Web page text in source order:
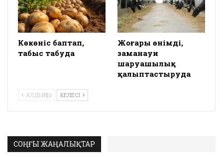
Көкөніс баптап,
табыс табуда
Жоғары өнімді,
заманауи
шаруашылық
қалыптастыруда
АЛДЫҢҒЫ КЕЛЕСІ
СОҢҒЫ ЖАҢАЛЫҚТАР